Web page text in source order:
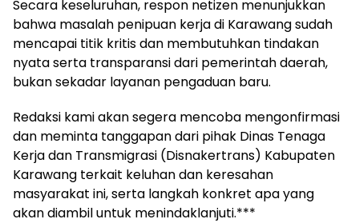
Secara keseluruhan, respon netizen menunjukkan
bahwa masalah penipuan kerja di Karawang sudah
mencapai titik kritis dan membutuhkan tindakan
nyata serta transparansi dari pemerintah daerah,
bukan sekadar layanan pengaduan baru.
Redaksi kami akan segera mencoba mengonfirmasi
dan meminta tanggapan dari pihak Dinas Tenaga
Kerja dan Transmigrasi (Disnakertrans) Kabupaten
Karawang terkait keluhan dan keresahan
masyarakat ini, serta langkah konkret apa yang
akan diambil untuk menindaklanjuti.***